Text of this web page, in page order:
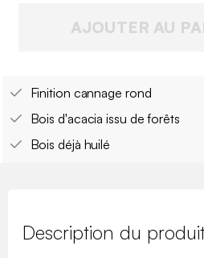
AJOUTER AU
Finition cannage rond
Bois d'acacia issu de forêts
Bois déjà huilé
Description du